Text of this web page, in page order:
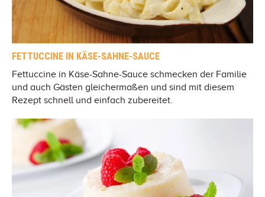
FETTUCCINE IN KÄSE-SAHNE-SAUCE
Fettuccine in Käse-Sahne-Sauce schmecken der Familie
und auch Gästen gleichermaßen und sind mit diesem
Rezept schnell und einfach zubereitet.